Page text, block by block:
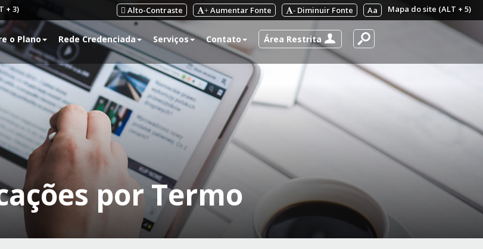
+ 3) Mapa do site (ALT + 5)
Aa
- Diminuir Fonte
+ Aumentar Fonte
Alto-Contraste
o Plano Rede Credenciada Serviços Contato Área Restrita
por Termo